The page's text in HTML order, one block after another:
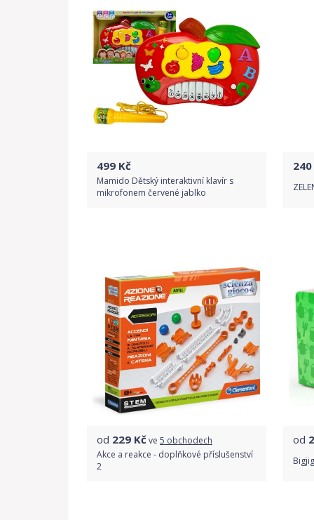
499 Kč
Mamido Dětský interaktivní klavír s
mikrofonem červené jablko
Detail produktu
240
od 229 Kčve 5 obchodech
Akce a reakce - doplňkové příslušenství
2
od